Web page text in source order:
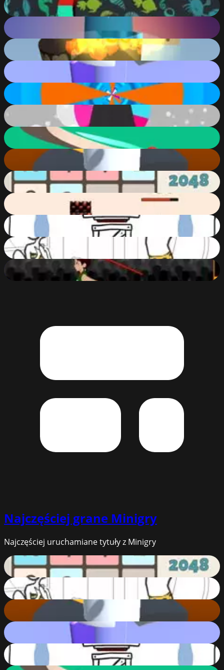
54 %
Helix Up
71
Spooky Helix Ball
83
Helix Jump Advanced
85
Helix Roll
60
Ball Helix 2
82
Helix
65
Helix Jump
77
2048
92 %
Angry Flappy Wings
52
What Do We Do Now
43
Whack Your Computer
57%
Olympic Javelin Throw
51
%
Najczęściej grane Minigry
Najczęściej uruchamiane tytuły z Minigry
2048
92 %
Whack Your Computer
57%
Helix Jump
77
Helix Jump Advanced
85
What Do We Do Now
43